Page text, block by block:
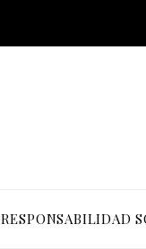
RESPONSABILIDAD